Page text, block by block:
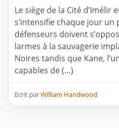
Le siège de la Cité d’Imélir
s’intensifie chaque jour un
défenseurs doivent
larmes à la sauvagerie
Noires tandis que Kane,
capables de (…)
Ecrit parWilliam Handwood